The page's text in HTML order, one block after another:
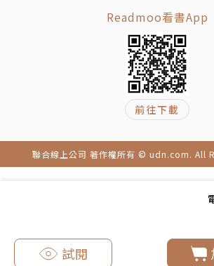
試閱
味，以西式擺盤呈現華美的現代風格
★「真的好海鮮餐廳」延續了台灣本
料理特別重視口味，忠實反應出海鮮
地特有的「醍醐味」，多年來把台灣
承下去，又具國際水準，備受許多外
★「銀翼」餐廳保持到位的川揚料理
在台灣的中式料理中得到前人高手主
古品食的場所，美味是極上的。
◎以日本壽司為例──鮨隆、允星、
★「都鮨蘭奢待」，對食材特別挑剔
口，貨色更是非最上等不用，被視作
Readmoo看書App
前往下載
聯合線上公司 著作權所有 © udn.com. All